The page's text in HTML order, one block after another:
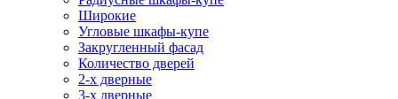
Широкие
Угловые шкафы-купе
Закругленный фасад
Количество дверей
2-х дверные
3-х дверные